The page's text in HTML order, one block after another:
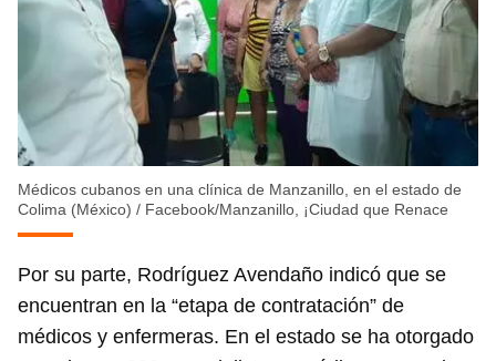
Médicos cubanos en una clínica de Manzanillo, en el estado de
Colima (México) / Facebook/Manzanillo, ¡Ciudad que Renace
Por su parte, Rodríguez Avendaño indicó que se
encuentran en la “etapa de contratación” de
médicos y enfermeras. En el estado se ha otorgado